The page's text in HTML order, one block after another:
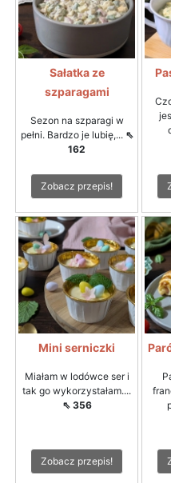
Sałatka ze
szparagami
Sezon na szparagi w
pełni. Bardzo je lubię,... ⇖
162
Zobacz przepis!
Mini serniczki
Miałam w lodówce ser i
tak go wykorzystałam....
⇖ 356
Zobacz przepis!